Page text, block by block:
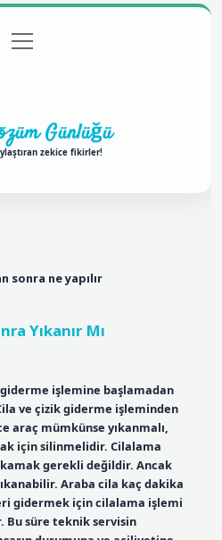
Politikası
menüyü
aç
Günlüğü
zekice fikirler!
sonra ne yapılır
Yıkanır Mı
giderme işlemine başlamadan
ve çizik giderme işleminden
araç mümkünse yıkanmalı,
için silinmelidir. Cilalama
gerekli değildir. Ancak
Araba cila kaç dakika
gidermek için cilalama işlemi
Bu süre teknik servisin